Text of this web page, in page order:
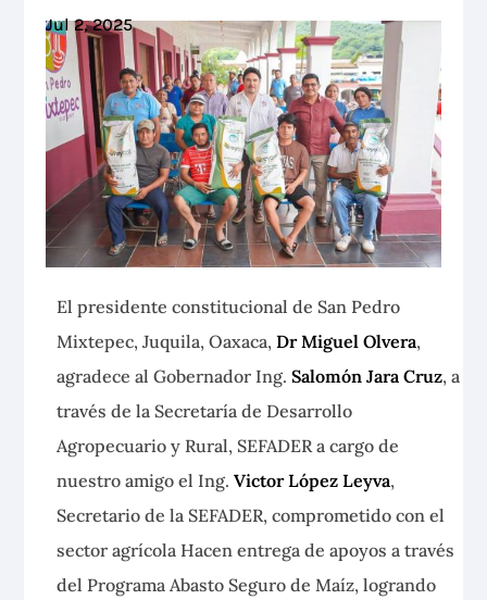
Jul 2, 2025
El presidente constitucional de San Pedro
Mixtepec, Juquila, Oaxaca,Dr Miguel Olvera,
agradece al Gobernador Ing.Salomón Jara Cruz, a
través de la Secretaría de Desarrollo
Agropecuario y Rural, SEFADER a cargo de
nuestro amigo el Ing.Victor López Leyva,
Secretario de la SEFADER, comprometido con el
sector agrícola Hacen entrega de apoyos a través
del Programa Abasto Seguro de Maíz, logrando